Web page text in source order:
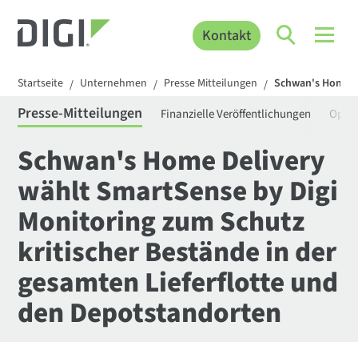
Kontakt
Startseite / Unternehmen / Presse Mitteilungen / Schwan's Home
Presse-Mitteilungen Finanzielle Veröffentlichungen
Schwan's Home Delivery
wählt SmartSense by Digi
Monitoring zum Schutz
kritischer Bestände in der
gesamten Lieferflotte und
den Depotstandorten